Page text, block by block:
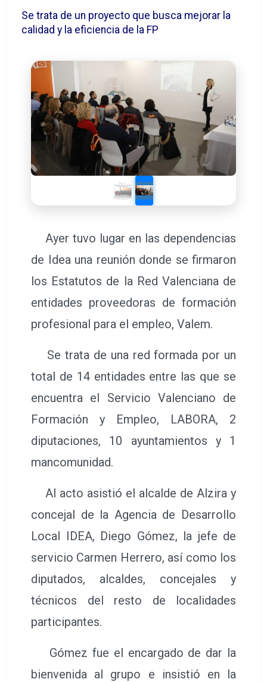
Se trata de un proyecto que busca mejorar la
calidad y la eficiencia de la FP
Ayer tuvo lugar en las dependencias
de Idea una reunión donde se firmaron
los Estatutos de la Red Valenciana de
entidades proveedoras de formación
profesional para el empleo, Valem.
Se trata de una red formada por un
total de 14 entidades entre las que se
encuentra el Servicio Valenciano de
Formación y Empleo, LABORA, 2
diputaciones, 10 ayuntamientos y 1
mancomunidad.
Al acto asistió el alcalde de Alzira y
concejal de la Agencia de Desarrollo
Local IDEA, Diego Gómez, la jefe de
servicio Carmen Herrero, así como los
diputados, alcaldes, concejales y
técnicos del resto de localidades
participantes.
Gómez fue el encargado de dar la
bienvenida al grupo e insistió en la